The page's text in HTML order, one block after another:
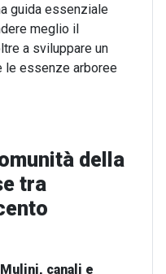
guida essenziale
meglio il
a sviluppare un
le essenze arboree
della
tra
Mulini, canali e